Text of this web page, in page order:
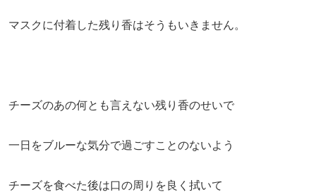
マスクに付着した残り香はそうもいきません。
チーズのあの何とも言えない残り香のせいで
一日をブルーな気分で過ごすことのないよう
チーズを食べた後は口の周りを良く拭いて